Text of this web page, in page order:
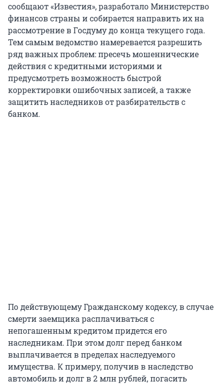
сообщают «Известия», разработало Министерство
финансов страны и собирается направить их на
рассмотрение в Госдуму до конца текущего года.
Тем самым ведомство намеревается разрешить
ряд важных проблем: пресечь мошеннические
действия с кредитными историями и
предусмотреть возможность быстрой
корректировки ошибочных записей, а также
защитить наследников от разбирательств с
банком.
По действующему Гражданскому кодексу, в случае
смерти заемщика расплачиваться с
непогашенным кредитом придется его
наследникам. При этом долг перед банком
выплачивается в пределах наследуемого
имущества. К примеру, получив в наследство
автомобиль и долг в 2 млн рублей, погасить